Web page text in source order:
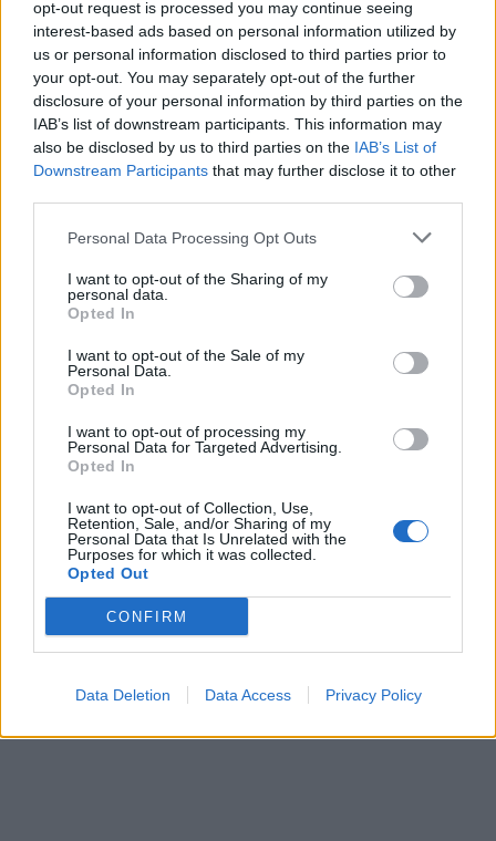
opt-out request is processed you may continue seeing
interest-based ads based on personal information utilized by
us or personal information disclosed to third parties prior to
your opt-out. You may separately opt-out of the further
disclosure of your personal information by third parties on the
IAB’s list of downstream participants. This information may
also be disclosed by us to third parties on the IAB’s List of
Downstream Participants that may further disclose it to other
Personal Data Processing Opt Outs
I want to opt-out of the Sharing of my
personal data.
Opted In
I want to opt-out of the Sale of my
Personal Data.
Opted In
I want to opt-out of processing my
Personal Data for Targeted Advertising.
Opted In
I want to opt-out of Collection, Use,
Retention, Sale, and/or Sharing of my
Personal Data that Is Unrelated with the
Purposes for which it was collected.
Opted Out
CONFIRM
Data Deletion Data Access Privacy Policy
è che nessuno sembri essersi accorto che
quella tragedia stava lentamente maturando
da anni, come l’attività sui social di Salim
sembra già raccontarci.
Altro che follia di un'auto che
oggetto dell'odio di chi
abbiamo accolto: è ora di fare